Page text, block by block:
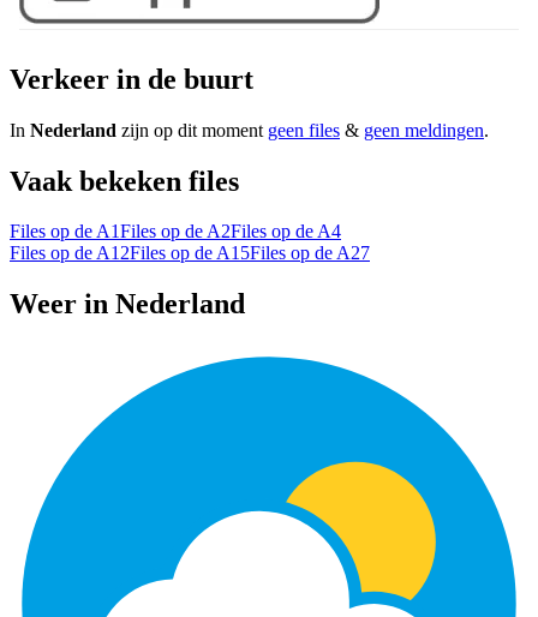
Verkeer in de buurt
In Nederland zijn op dit moment geen files & geen meldingen.
Vaak bekeken files
Files op de A1Files op de A2Files op de A4
Files op de A12Files op de A15Files op de A27
Weer in Nederland